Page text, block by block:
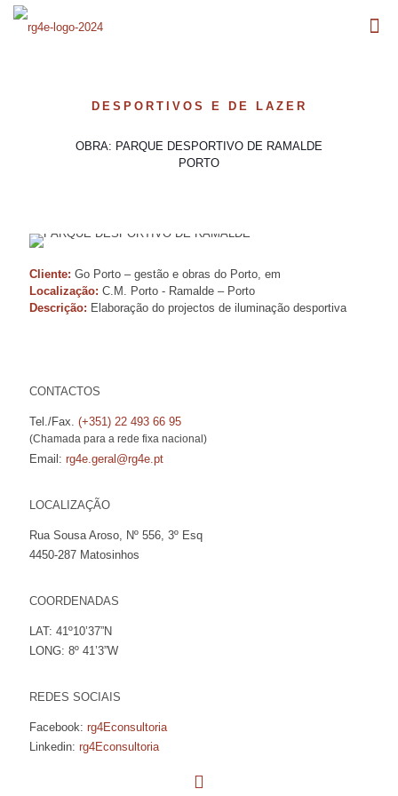
DESPORTIVOS E DE LAZER
OBRA: PARQUE DESPORTIVO DE RAMALDE
PORTO
Cliente: Go Porto – gestão e obras do Porto, em
Localização: C.M. Porto - Ramalde – Porto
Descrição: Elaboração do projectos de iluminação desportiva
CONTACTOS
Tel./Fax. (+351) 22 493 66 95
(Chamada para a rede fixa nacional)
Email: rg4e.geral@rg4e.pt
LOCALIZAÇÃO
Rua Sousa Aroso, Nº 556, 3º Esq
4450-287 Matosinhos
COORDENADAS
LAT: 41º10’37”N
LONG: 8º 41’3”W
REDES SOCIAIS
Facebook: rg4Econsultoria
Linkedin: rg4Econsultoria